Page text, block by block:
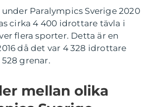
Paralympics Sverige 2020
cirka 4 400 idrottare tävla i
flera sporter. Detta är en
då det var 4 328 idrottare
grenar.
mellan olika